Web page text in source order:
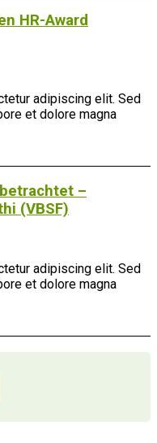
HR-Award
adipiscing elit. Sed
et dolore magna
–
(VBSF)
adipiscing elit. Sed
et dolore magna